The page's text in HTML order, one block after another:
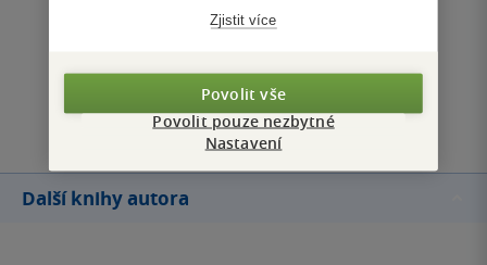
Přidat hodnocení
Další knihy autora
Zjistit více
Povolit vše
Povolit pouze nezbytné
Nastavení